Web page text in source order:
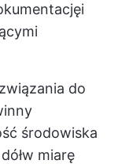
i
do
środowiska
w miarę